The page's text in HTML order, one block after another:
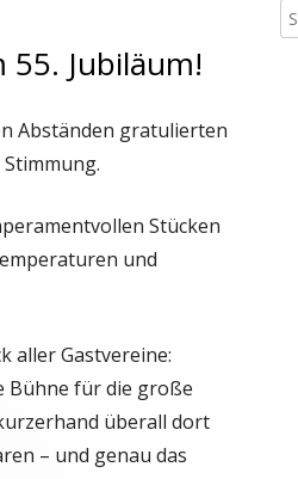
Jubiläum!
Abständen gratulierten
Stücken
und
aller Gastvereine:
Bühne für die große
überall dort
– und genau das